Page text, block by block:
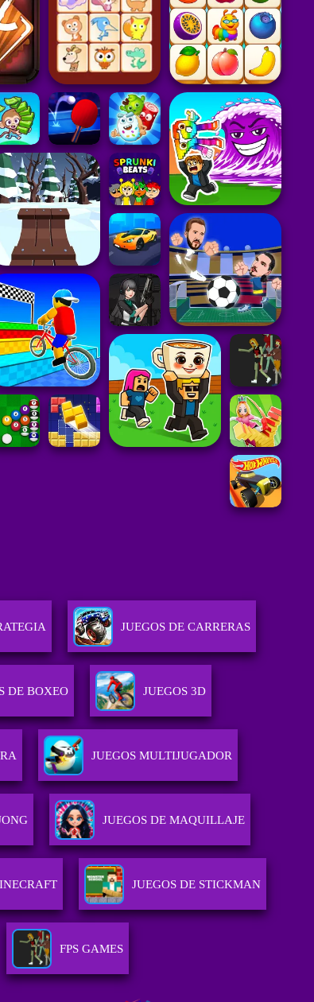
JUEGOS DE CARRERAS
DE BOXEO JUEGOS 3D
JUEGOS MULTIJUGADOR
JUEGOS DE MAQUILLAJE
JUEGOS DE STICKMAN
FPS GAMES